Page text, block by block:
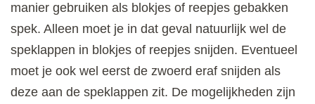
manier gebruiken als blokjes of reepjes gebakken
spek. Alleen moet je in dat geval natuurlijk wel de
speklappen in blokjes of reepjes snijden. Eventueel
moet je ook wel eerst de zwoerd eraf snijden als
deze aan de speklappen zit. De mogelijkheden zijn